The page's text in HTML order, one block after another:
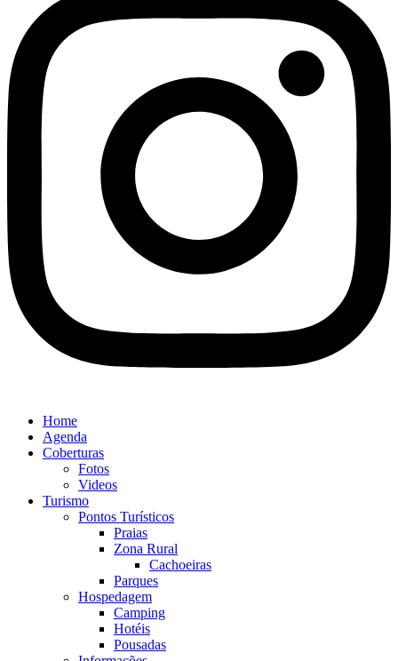
Home
Agenda
Coberturas
Fotos
Videos
Turismo
Pontos Turísticos
Praias
Zona Rural
Cachoeiras
Parques
Hospedagem
Camping
Hotéis
Pousadas